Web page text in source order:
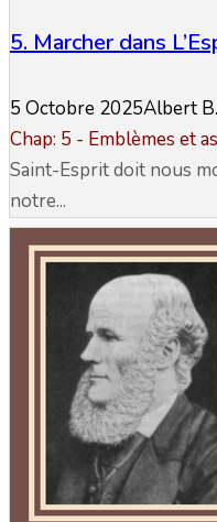
5. Marcher dans
5 Octobre 2025Albert
Chap: 5 - Emblèmes et
Saint-Esprit doit nous
notre...